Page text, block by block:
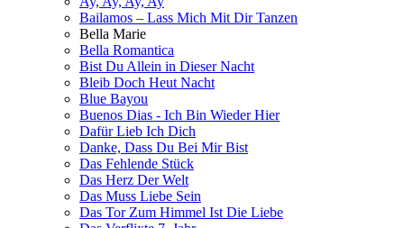
Bailamos – Lass Mich Mit Dir Tanzen
Bella Marie
Bella Romantica
Bist Du Allein in Dieser Nacht
Bleib Doch Heut Nacht
Blue Bayou
Buenos Dias - Ich Bin Wieder Hier
Dafür Lieb Ich Dich
Danke, Dass Du Bei Mir Bist
Das Fehlende Stück
Das Herz Der Welt
Das Muss Liebe Sein
Das Tor Zum Himmel Ist Die Liebe